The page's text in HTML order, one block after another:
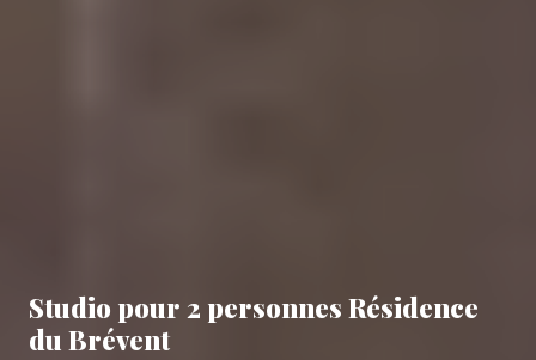
Studio pour 2 personnes Résidence
du Brévent